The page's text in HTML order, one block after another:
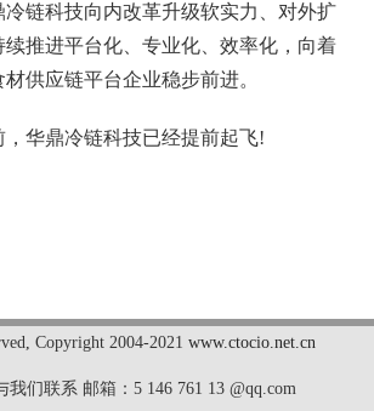
链科技向内改革升级软实力、对外扩
推进平台化、专业化、效率化，向着
供应链平台企业稳步前进。
，华鼎冷链科技已经提前起飞!
, Copyright 2004-2021 www.ctocio.net.cn
我们联系 邮箱：5 146 761 13 @qq.com